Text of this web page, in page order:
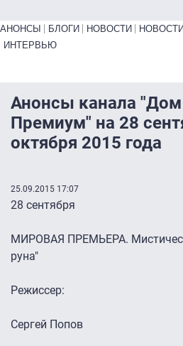
Primary links bottom
АНОНСЫ БЛОГИ НОВОСТИ
ИНТЕРВЬЮ
Анонсы канала
Премиум" на 28
октября 2015 года
25.09.2015 17:07
28 сентября
МИРОВАЯ ПРЕМЬЕРА.
руна"
Режиссер:
Сергей Попов